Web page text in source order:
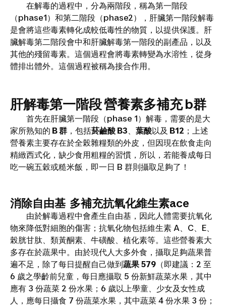
在解毒的過程中，分為兩階段，稱為第一階段
（phase1）和第二階段（phase2），肝臟第一階段解毒
是會將這些毒素轉化成較低毒性的物質，以提供保護。肝
臟解毒第二階段會中和肝臟解毒第一階段的副產品，以及
其他的殘留毒素。這個過程會將毒素轉變為水溶性，從身
體排出體外。這個過程被稱為接合作用。
肝解毒第一階段 營養素多補充 b群
首先在肝臟第一階段（phase 1）解毒，需要的是大
家所熟知的 B 群 ，包括菸鹼酸 B3、 葉酸以及 B12 ；上述
營養素主要存在於全榖雜糧類的外皮，但因現在飲食走向
精緻西式化，缺少食用粗糧的習慣，所以，若能養成每日
吃一碗五穀或糙米飯，即一日 B 群則攝取足夠了！
消除自由基 多補充抗氧化維生素ace
由於解毒過程中會產生自由基，因此人體需要抗氧化
物來降低對細胞的傷害；抗氧化物包括維生素 A、C、E、
榖胱甘肽、類黃酮素、牛磺酸、植化素等。這些營養素大
多存在於蔬果中。由於現代人大多外食，攝取足夠蔬果普
遍不足，除了每日提醒自己做到蔬果 579 （即建議：2 至
6 歲之學齡前兒童，每日應攝取 5 份新鮮蔬菜水果，其中
應有 3 份蔬菜 2 份水果；6 歲以上學童、少女及女性成
人，應每日攝食 7 份蔬菜水果，其中蔬菜 4 份水果 3 份；